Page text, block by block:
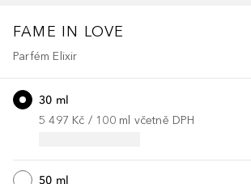
FAME IN LOVE
Parfém Elixir
30 ml
5 497 Kč / 100 ml včetně DPH
50 ml